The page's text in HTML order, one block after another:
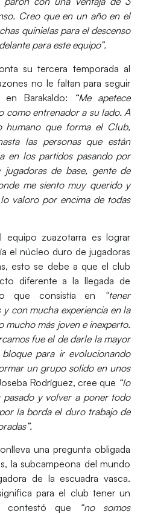
Creo que en un año en el
quinielas para el descenso
para este equipo”.
sutercera temporada al
no le faltan para seguir
en Barakaldo:
“Me apetece
como entrenador a su lado. A
humano que forma el Club,
las personas que están
en los partidos pasando por
de base, gente de
me siento muy querido y
valoro por encima de todas
zuazotarra es lograr
el núcleo duro de jugadoras
esto se debe a que el club
diferente a la llegada de
que consistía en
“tener
con mucha experiencia en la
mucho más joven e inexperto.
fue el de darle la mayor
para ir evolucionando
un grupo solido en unos
Rodríguez, cree que “lo
pasado y volver a poner todo
la borda el duro trabajo de
una pregunta obligada
la subcampeona del mundo
de la escuadra vasca.
para el club tener un
contestó que
“no somos